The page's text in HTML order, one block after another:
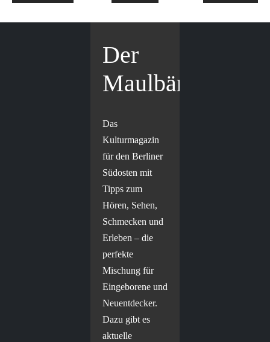
Der
Maulbär
Das
Kulturmagazin
für den Berliner
Südosten mit
Tipps zum
Hören, Sehen,
Schmecken und
Erleben – die
perfekte
Mischung für
Eingeborene und
Neuentdecker.
Dazu gibt es
aktuelle